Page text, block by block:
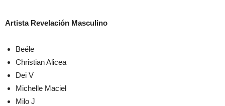
Artista Revelación Masculino
Beéle
Christian Alicea
Dei V
Michelle Maciel
Milo J